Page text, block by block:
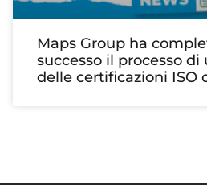
Maps Group ha
successo il processo di
delle certificazioni ISO